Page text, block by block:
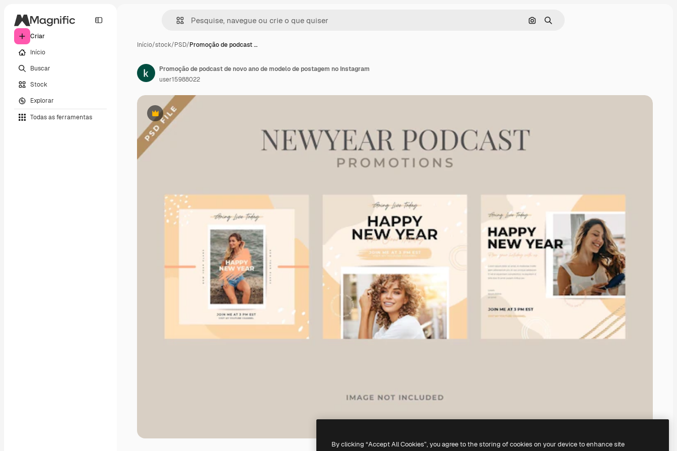
Criar
Início
Buscar
Stock
Explorar
Todas as ferramentas
Pesquisar por imagem
Buscar
Início/stock/PSD/Promoção de podcast …
Premium
Promoção de podcast de novo ano de modelo de postagem no Instagram
user15988022
By clicking “Accept All Cookies”, you agree to the storing of cookies on your device to enhance site